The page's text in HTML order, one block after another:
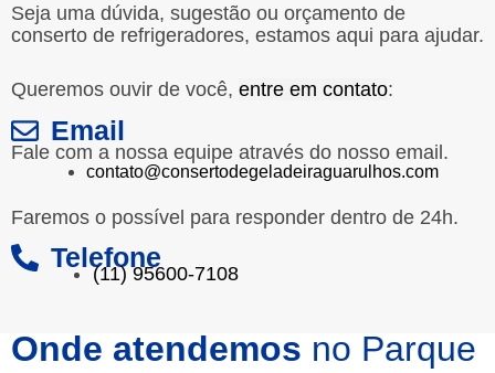
Seja uma dúvida, sugestão ou orçamento de
conserto de refrigeradores, estamos aqui para ajudar.
Queremos ouvir de você, entre em contato:
Email
Fale com a nossa equipe através do nosso email.
contato@consertodegeladeiraguarulhos.com
Faremos o possível para responder dentro de 24h.
Telefone
(11) 95600-7108
Onde atendemos no Parque